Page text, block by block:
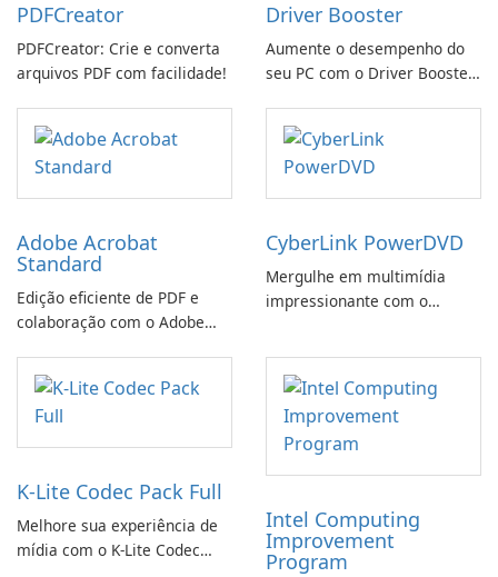
PDFCreator
PDFCreator: Crie e converta
arquivos PDF com facilidade!
Driver Booster
Aumente o desempenho do
seu PC com o Driver Booster
Adobe Acrobat
Standard
Edição eficiente de PDF e
colaboração com o Adobe
CyberLink PowerDVD
Mergulhe em multimídia
impressionante com o
K-Lite Codec Pack Full
Melhore sua experiência de
mídia com o K-Lite Codec
Intel Computing
Improvement
Program